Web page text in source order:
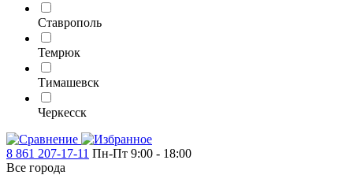
Ставрополь
Темрюк
Тимашевск
Черкесск
8 861 207-17-11 Пн-Пт 9:00 - 18:00
Все города